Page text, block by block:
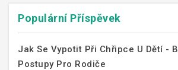
Populární Příspěvek
Jak Se Vypotit Při Chřipce U Dětí -
Postupy Pro Rodiče